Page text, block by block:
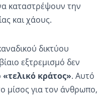
καταστρέψουν την
και χάους.
δικτύου
εξτρεμισμό δεν
«τελικό κράτος». Αυτό
μίσος για τον άνθρωπο,